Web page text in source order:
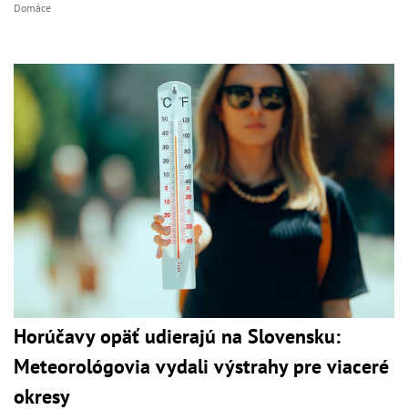
Domáce
Horúčavy opäť udierajú na Slovensku:
Meteorológovia vydali výstrahy pre viaceré
okresy